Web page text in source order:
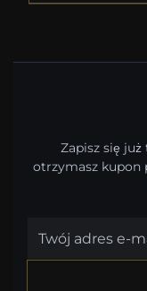
Zapisz się
otrzymasz kupon